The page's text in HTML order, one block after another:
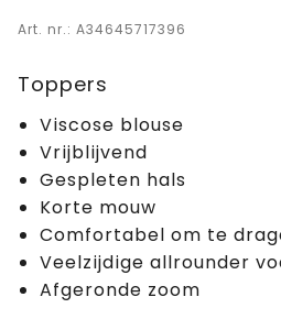
Art. nr.: A34645717396
Toppers
Viscose blouse
Vrijblijvend
Gespleten hals
Korte mouw
Comfortabel om te
Veelzijdige allrounder
Afgeronde zoom